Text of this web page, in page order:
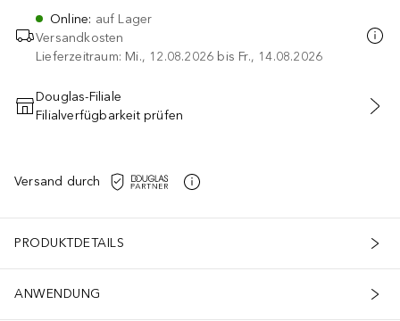
Online: auf Lager
Versandkosten
Lieferzeitraum: Mi., 12.08.2026 bis Fr., 14.08.2026
IN DEN WARENKORB
Douglas-Filiale
Filialverfügbarkeit prüfen
Versand durch
PRODUKTDETAILS
ANWENDUNG